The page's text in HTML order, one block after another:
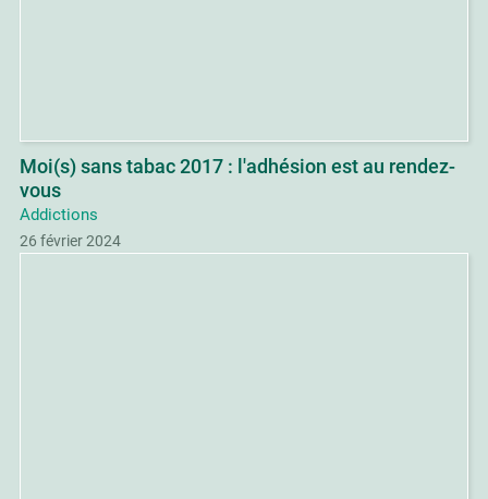
Moi(s) sans tabac 2017 : l'adhésion est au rendez-
vous
Addictions
26 février 2024